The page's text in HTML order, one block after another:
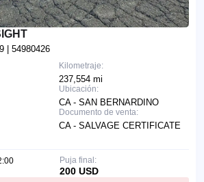
| 54980426
Kilometraje:
237,554 mi
Ubicación:
CA - SAN BERNARDINO
Documento de venta:
CA - SALVAGE CERTIFICATE
Puja final:
200 USD